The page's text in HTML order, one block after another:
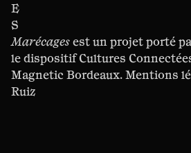
E
S
Marécages est un projet porté
le dispositifCultures
Magnetic Bordeaux. Mentions
Ruiz